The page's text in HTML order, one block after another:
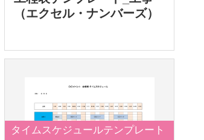
（エクセル・ナンバーズ）
タイムスケジュールテンプレート